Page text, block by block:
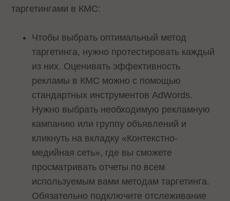
таргетингами в КМС:
Чтобы выбрать оптимальный метод
таргетинга, нужно протестировать каждый
из них. Оценивать эффективность
рекламы в КМС можно с помощью
стандартных инструментов AdWords.
Нужно выбрать необходимую рекламную
кампанию или группу объявлений и
кликнуть на вкладку «Контекстно-
медийная сеть», где вы сможете
просматривать отчеты по всем
используемым вами методам таргетинга.
Обязательно подключите отслеживание